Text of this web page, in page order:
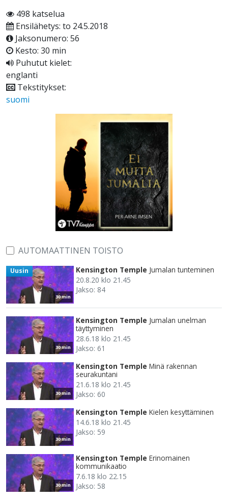
498 katselua
Ensilähetys: to 24.5.2018
Jaksonumero: 56
Kesto: 30 min
Puhutut kielet:
englanti
Tekstitykset:
suomi
AUTOMAATTINEN TOISTO
30 min
Uusin Kensington Temple Jumalan tunteminen
20.8.20 klo 21.45
Jakso: 84
30 min
Kensington Temple Jumalan unelman
täyttyminen
28.6.18 klo 21.45
Jakso: 61
30 min
Kensington Temple Minä rakennan
seurakuntani
21.6.18 klo 21.45
Jakso: 60
30 min
Kensington Temple Kielen kesyttäminen
14.6.18 klo 21.45
Jakso: 59
30 min
Kensington Temple Erinomainen
kommunikaatio
7.6.18 klo 22.15
Jakso: 58